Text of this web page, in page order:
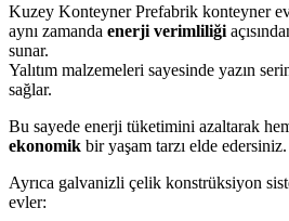
Kuzey Konteyner Prefabrik konteyner
aynı zamanda enerji verimliliği
sunar.
Yalıtım malzemeleri sayesinde yazın
sağlar.
Bu sayede enerji tüketimini azaltarak
ekonomik bir yaşam tarzı elde edersiniz.
Ayrıca galvanizli çelik konstrüksiyon
evler: